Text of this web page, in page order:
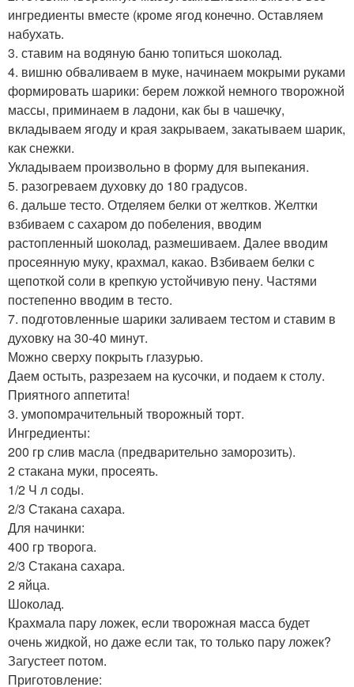
ингредиенты вместе (кроме ягод конечно. Оставляем
набухать.
3. ставим на водяную баню топиться шоколад.
4. вишню обваливаем в муке, начинаем мокрыми руками
формировать шарики: берем ложкой немного творожной
массы, приминаем в ладони, как бы в чашечку,
вкладываем ягоду и края закрываем, закатываем шарик,
как снежки.
Укладываем произвольно в форму для выпекания.
5. разогреваем духовку до 180 градусов.
6. дальше тесто. Отделяем белки от желтков. Желтки
взбиваем с сахаром до побеления, вводим
растопленный шоколад, размешиваем. Далее вводим
просеянную муку, крахмал, какао. Взбиваем белки с
щепоткой соли в крепкую устойчивую пену. Частями
постепенно вводим в тесто.
7. подготовленные шарики заливаем тестом и ставим в
духовку на 30-40 минут.
Можно сверху покрыть глазурью.
Даем остыть, разрезаем на кусочки, и подаем к столу.
Приятного аппетита!
3. умопомрачительный творожный торт.
Ингредиенты:
200 гр слив масла (предварительно заморозить).
2 стакана муки, просеять.
1/2 Ч л соды.
2/3 Стакана сахара.
Для начинки:
400 гр творога.
2/3 Стакана сахара.
2 яйца.
Шоколад.
Крахмала пару ложек, если творожная масса будет
очень жидкой, но даже если так, то только пару ложек?
Загустеет потом.
Приготовление: